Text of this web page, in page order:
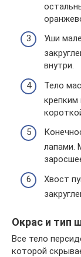
Уши
внутри.
Тело
крепким
лапами.
Хвост
Окрас и тип
Все тело
которой